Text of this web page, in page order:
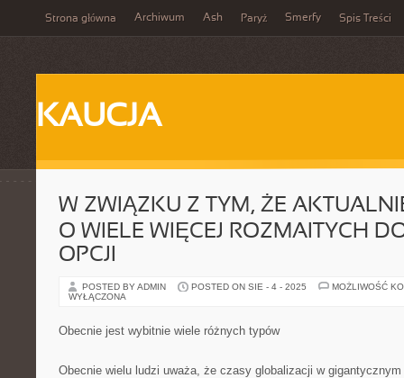
Strona główna Archiwum Ash Paryż Smerfy Spis Treści
KAUCJA
W ZWIĄZKU Z TYM, ŻE
O WIELE WIĘCEJ ROZMAITYCH
OPCJI
POSTED BY ADMIN POSTED ON SIE - 4 - 2025
MOŻLIWOŚĆ
WYŁĄCZONA
Obecnie jest wybitnie wiele różnych typów
Obecnie wielu ludzi uważa, że czasy globalizacji w